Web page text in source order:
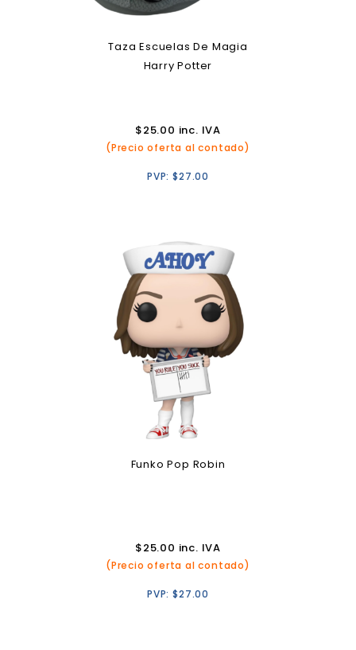
Taza Escuelas De Magia
Harry Potter
$25.00 inc. IVA
(Precio oferta al contado)
PVP:$27.00
Funko Pop Robin
$25.00 inc. IVA
(Precio oferta al contado)
PVP:$27.00